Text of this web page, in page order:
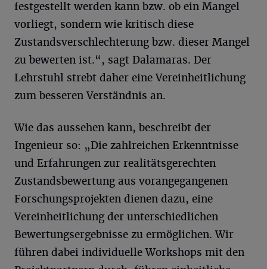
festgestellt werden kann bzw. ob ein Mangel
vorliegt, sondern wie kritisch diese
Zustandsverschlechterung bzw. dieser Mangel
zu bewerten ist.“, sagt Dalamaras. Der
Lehrstuhl strebt daher eine Vereinheitlichung
zum besseren Verständnis an.
Wie das aussehen kann, beschreibt der
Ingenieur so: „Die zahlreichen Erkenntnisse
und Erfahrungen zur realitätsgerechten
Zustandsbewertung aus vorangegangenen
Forschungsprojekten dienen dazu, eine
Vereinheitlichung der unterschiedlichen
Bewertungsergebnisse zu ermöglichen. Wir
führen dabei individuelle Workshops mit den